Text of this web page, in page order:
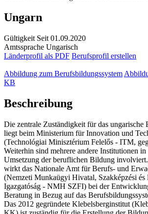
Ungarn
Gültigkeit Seit 01.09.2020
Amtssprache Ungarisch
Länderprofil als PDF Berufsprofil erstellen
Abbildung zum Berufsbildungssystem
KB
Beschreibung
Die zentrale Zuständigkeit für das ungarische
liegt beim Ministerium für Innovation und
(Technológiai Minisztérium Felelős - ITM,
Weiterhin sind mehrere andere Institutionen
Umsetzung der beruflichen Bildung
wirkt das Nationale Amt für Berufs- und
(Nemzeti Munkaügyi Hivatal, Szakképzési és
Igazgatóság - NMH SZFI) bei der
Beratung in Bezug auf das
Das 2012 gegründete Klebelsberginstitut